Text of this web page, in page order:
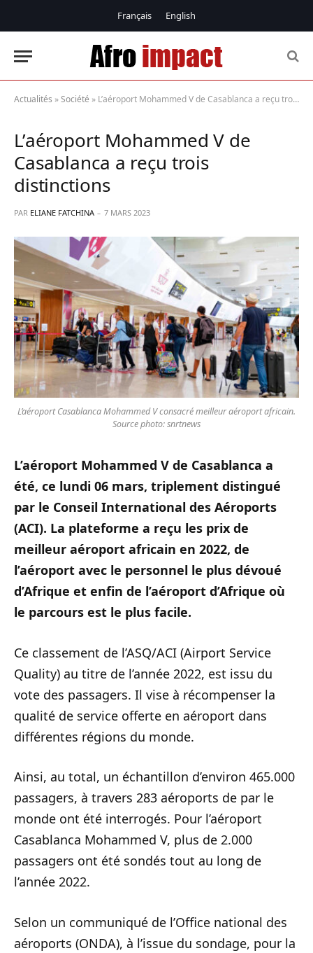
Français English
Actualités »Société » L’aéroport Mohammed V de Casablanca a reçu trois distinctions
L’aéroport Mohammed V de
Casablanca a reçu trois
distinctions
PAR ELIANE FATCHINA 7 MARS 2023
L’aéroport Casablanca Mohammed V consacré meilleur aéroport africain.
Source photo: snrtnews
L’aéroport Mohammed V de Casablanca a
été, ce lundi 06 mars, triplement distingué
par le Conseil International des Aéroports
(ACI). La plateforme a reçu les prix de
meilleur aéroport africain en 2022, de
l’aéroport avec le personnel le plus dévoué
d’Afrique et enfin de l’aéroport d’Afrique où
le parcours est le plus facile.
Ce classement de l’ASQ/ACI (Airport Service
Quality) au titre de l’année 2022, est issu du
vote des passagers. Il vise à récompenser la
qualité de service offerte en aéroport dans
différentes régions du monde.
Ainsi, au total, un échantillon d’environ 465.000
passagers, à travers 283 aéroports de par le
monde ont été interrogés. Pour l’aéroport
Casablanca Mohammed V, plus de 2.000
passagers ont été sondés tout au long de
l’année 2022.
Selon un communiqué de l’Office national des
aéroports (ONDA), à l’issue du sondage, pour la